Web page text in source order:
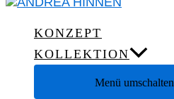
KONZEPT
KOLLEKTION
Menü umschalten